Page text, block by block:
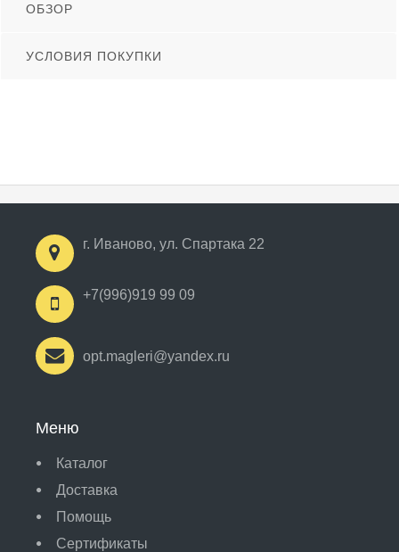
ОБЗОР
УСЛОВИЯ ПОКУПКИ
г. Иваново, ул. Спартака 22
+7(996)919 99 09
opt.magleri@yandex.ru
Меню
Каталог
Доставка
Помощь
Сертификаты